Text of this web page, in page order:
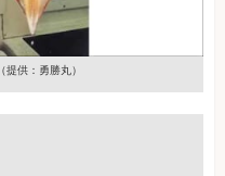
（提供：勇勝丸）